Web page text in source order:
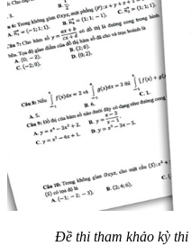
Đề thi tham khảo kỳ